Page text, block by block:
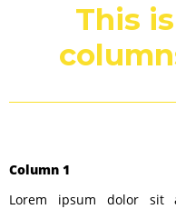
This
Column 1
Lorem ipsum dolor sit